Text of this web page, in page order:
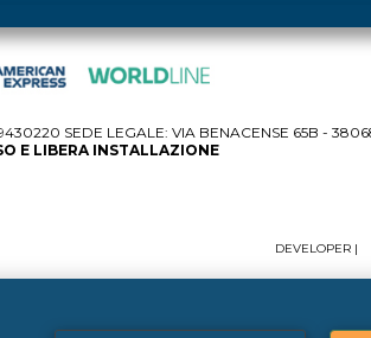
SEDE LEGALE: VIA BENACENSE 65B -
E LIBERA INSTALLAZIONE
DEVELOPER |